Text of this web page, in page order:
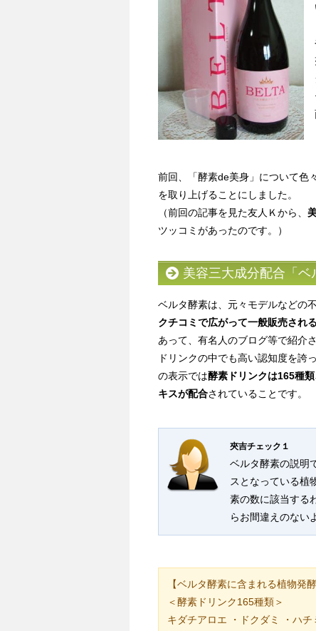
前回、「酵素de美身」について色
を取り上げることにしました。
（前回の記事を見た友人Ｋから、
ツッコミがあったのです。）
美容三大成分配合「ベ
ベルタ酵素は、元々モデルなどの
クチコミで広がって一般販売され
あって、有名人のブログ等で紹介
ドリンクの中でも高い認知度を誇
の表示では酵素ドリンクは165種
キスが配合されていることです。
夾吉チェック１
ベルタ酵素の説明
スとなっている植
素の数に該当する
らお間違えのない
【ベルタ酵素に含まれる植物発
＜酵素ドリンク165種類＞
キダチアロエ ・ドクダミ ・ハ